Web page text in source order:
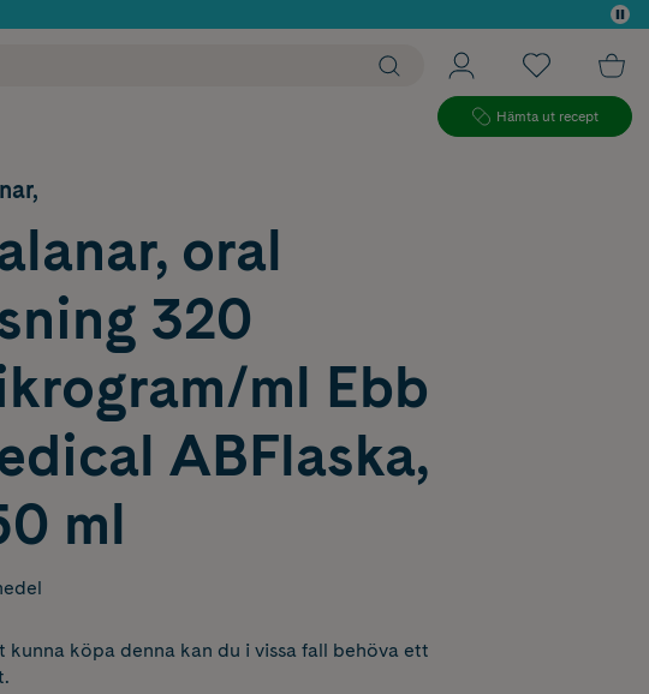
Hämta ut recept
oral
320
ml Ebb
ABFlaska,
ml
kunna köpa denna kan du i vissa fall behöva ett